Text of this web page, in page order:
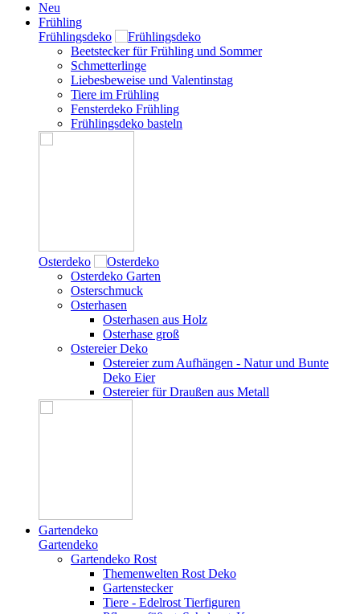
Neu
Frühling
Frühlingsdeko
Beetstecker für Frühling und Sommer
Schmetterlinge
Liebesbeweise und Valentinstag
Tiere im Frühling
Fensterdeko Frühling
Frühlingsdeko basteln
Osterdeko
Osterdeko Garten
Osterschmuck
Osterhasen
Osterhasen aus Holz
Osterhase groß
Ostereier Deko
Ostereier zum Aufhängen - Natur und Bunte
Deko Eier
Ostereier für Draußen aus Metall
Gartendeko
Gartendeko
Gartendeko Rost
Themenwelten Rost Deko
Gartenstecker
Tiere - Edelrost Tierfiguren